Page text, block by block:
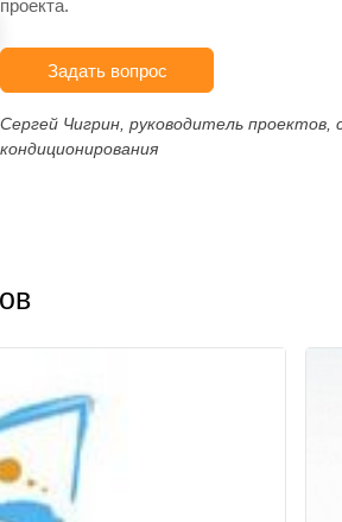
проекта.
Задать вопрос
Сергей Чигрин, руководитель
кондиционирования